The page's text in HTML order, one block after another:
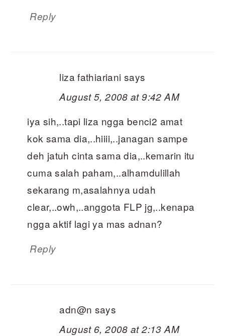
Reply
liza fathiariani says
August 5, 2008 at 9:42 AM
iya sih,..tapi liza ngga benci2 amat
kok sama dia,..hiiii,..janagan sampe
deh jatuh cinta sama dia,..kemarin itu
cuma salah paham,..alhamdulillah
sekarang m,asalahnya udah
clear,..owh,..anggota FLP jg,..kenapa
ngga aktif lagi ya mas adnan?
Reply
adn@n says
August 6, 2008 at 2:13 AM